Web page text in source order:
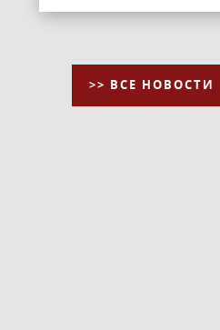
>> ВСЕ НОВОСТИ